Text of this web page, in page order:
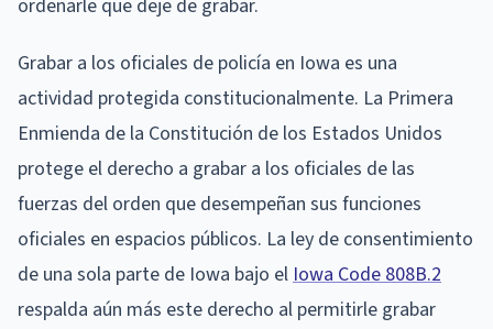
ordenarle que deje de grabar.
Grabar a los oficiales de policía en Iowa es una
actividad protegida constitucionalmente. La Primera
Enmienda de la Constitución de los Estados Unidos
protege el derecho a grabar a los oficiales de las
fuerzas del orden que desempeñan sus funciones
oficiales en espacios públicos. La ley de consentimiento
de una sola parte de Iowa bajo el Iowa Code 808B.2
respalda aún más este derecho al permitirle grabar